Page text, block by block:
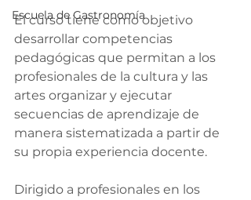
Escuela de Gastronomía
El curso tiene como objetivo
desarrollar competencias
pedagógicas que permitan a los
profesionales de la cultura y las
artes organizar y ejecutar
secuencias de aprendizaje de
manera sistematizada a partir de
su propia experiencia docente.
Dirigido a profesionales en los